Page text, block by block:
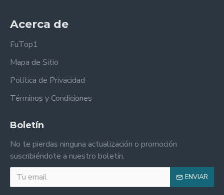
Acerca de
FuTop1
Mapa de Sitio
Política de Privacidad
Términos y Condiciones
Boletín
No te pierdas ninguna actualización o promoción
suscribiéndote a nuestro boletín.
ENVIAR